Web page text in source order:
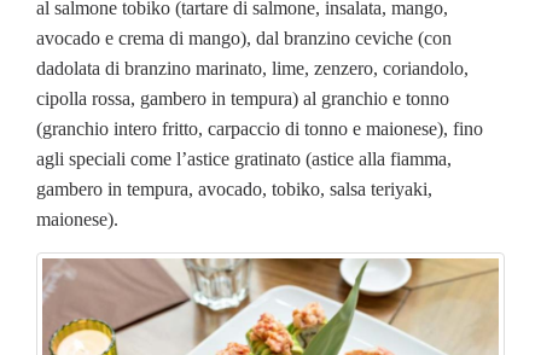
al salmone tobiko (tartare di salmone, insalata, mango,
avocado e crema di mango), dal branzino ceviche (con
dadolata di branzino marinato, lime, zenzero, coriandolo,
cipolla rossa, gambero in tempura) al granchio e tonno
(granchio intero fritto, carpaccio di tonno e maionese), fino
agli speciali come l’astice gratinato (astice alla fiamma,
gambero in tempura, avocado, tobiko, salsa teriyaki,
maionese).